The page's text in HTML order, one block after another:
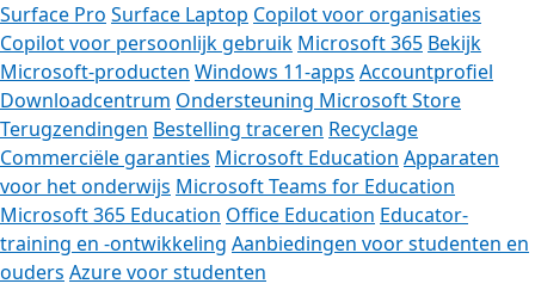
Surface Pro Surface Laptop Copilot voor organisaties
Copilot voor persoonlijk gebruik Microsoft 365 Bekijk
Microsoft-producten Windows 11-apps Accountprofiel
Downloadcentrum Ondersteuning Microsoft Store
Terugzendingen Bestelling traceren Recyclage
Commerciële garanties Microsoft Education Apparaten
voor het onderwijs Microsoft Teams for Education
Microsoft 365 Education Office Education Educator-
training en -ontwikkeling Aanbiedingen voor studenten en
ouders Azure voor studenten